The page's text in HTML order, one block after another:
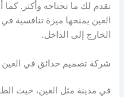
تقدم لك ما تحتاجه وأكثر.
العين يمنحها ميزة تنافسية
الخارج إلى الداخل.
شركة تصميم حدائق في العين
في مدينة مثل العين، حيث